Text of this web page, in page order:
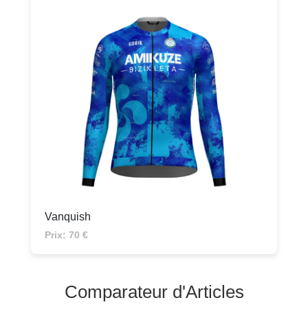
Vanquish
Prix: 70 €
Comparateur d'Articles